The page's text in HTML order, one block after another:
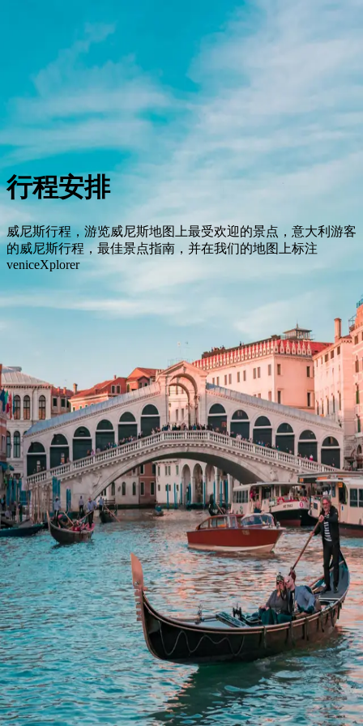
游览和门票 逗留
CN
Back to City
行程安排
威尼斯行程，游览威尼斯地图上最受欢迎的景点，意大利游客
的威尼斯行程，最佳景点指南，并在我们的地图上标注
veniceXplorer
Tap any card to explore
无论您是第一次到访威尼斯，还是经验丰富的旅行者，我们精
心策划的意大利威尼斯旅游线路都将带领您穿越迷宫般的街
道，揭开这座迷人城市的神秘面纱。
我们的威尼斯行程包含详细的一日游计划，可满足您的各种兴
趣和时间需求。您可以游览圣马可广场和里亚托桥等标志性景
点，也可以不走寻常路，探索隐藏的庭院和迷人的运河。
我们的互动式威尼斯地图可让您直观地了解行程，并精确定位
主要景点的位置。轻松规划您的完美旅行，让自己沉浸在威尼
斯充满活力的文化和悠久的历史中。
通过我们全面的威尼斯行程，探索威尼斯的精华所在，现在就
开始计划您难忘的威尼斯探险之旅吧！
Home
City Tours & Tickets Stay Profile